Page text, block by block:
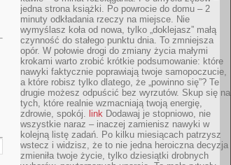
jedna strona książki. Po powrocie do domu – 2
minuty odkładania rzeczy na miejsce. Nie
wymyślasz koła od nowa, tylko „doklejasz” małą
czynność do stałego punktu dnia. To zmniejsza
opór. W połowie drogi do zmiany życia małymi
krokami warto zrobić krótkie podsumowanie: które
nawyki faktycznie poprawiają twoje samopoczucie,
a które robisz tylko dlatego, że „powinno się”? Te
drugie możesz odpuścić bez wyrzutów. Skup się na
tych, które realnie wzmacniają twoją energię,
zdrowie, spokój. link Dodawaj je stopniowo, nie
wszystkie naraz – inaczej zamienisz nawyki w
kolejną listę zadań. Po kilku miesiącach patrzysz
wstecz i widzisz, że to nie jedna heroiczna decyzja
zmieniła twoje życie, tylko dziesiątki drobnych